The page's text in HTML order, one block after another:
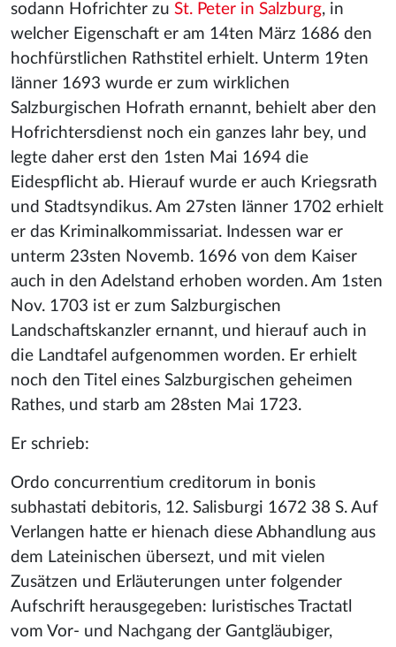
sodann Hofrichter zu St. Peter in Salzburg, in
welcher Eigenschaft er am 14ten März 1686 den
hochfürstlichen Rathstitel erhielt. Unterm 19ten
Iänner 1693 wurde er zum wirklichen
Salzburgischen Hofrath ernannt, behielt aber den
Hofrichtersdienst noch ein ganzes Iahr bey, und
legte daher erst den 1sten Mai 1694 die
Eidespflicht ab. Hierauf wurde er auch Kriegsrath
und Stadtsyndikus. Am 27sten Iänner 1702 erhielt
er das Kriminalkommissariat. Indessen war er
unterm 23sten Novemb. 1696 von dem Kaiser
auch in den Adelstand erhoben worden. Am 1sten
Nov. 1703 ist er zum Salzburgischen
Landschaftskanzler ernannt, und hierauf auch in
die Landtafel aufgenommen worden. Er erhielt
noch den Titel eines Salzburgischen geheimen
Rathes, und starb am 28sten Mai 1723.
Er schrieb:
Ordo concurrentium creditorum in bonis
subhastati debitoris, 12. Salisburgi 1672 38 S. Auf
Verlangen hatte er hienach diese Abhandlung aus
dem Lateinischen übersezt, und mit vielen
Zusätzen und Erläuterungen unter folgender
Aufschrift herausgegeben: Iuristisches Tractatl
vom Vor- und Nachgang der Gantgläubiger,